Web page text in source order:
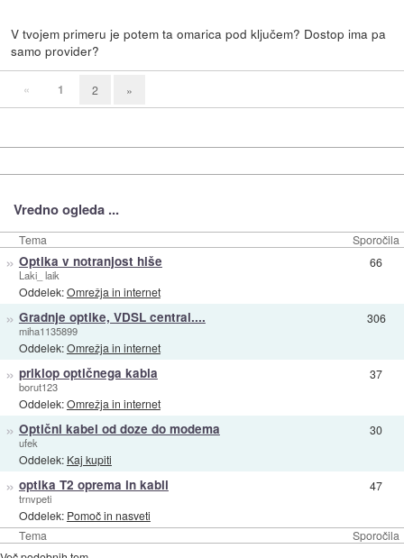
V tvojem primeru je potem ta omarica pod ključem? Dostop ima pa
samo provider?
« 1 2 »
Vredno ogleda ...
Tema Sporočila
Tema Sporočila
» Optika v notranjost hiše
Laki_ laik
Oddelek:Omrežja in internet
66
» Gradnje optike, VDSL central....
miha1135899
Oddelek:Omrežja in internet
306
» priklop optičnega kabla
borut123
Oddelek:Omrežja in internet
37
» Optični kabel od doze do modema
ufek
Oddelek: Kaj kupiti
30
» optika T2 oprema in kabli
trnvpeti
Oddelek: Pomoč in nasveti
47